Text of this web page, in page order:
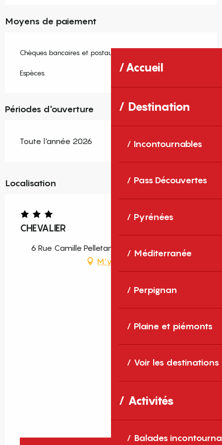
Accueil
Destination
Incontournables
Pass Découvertes
Pyrénées
Méditerranée
Perpignan
Plaine et piémonts
Voir les destinations
Activités
Balades
Moyens de paiement
Chèques bancaires et postaux
Espèces
Périodes d'ouverture
Toute l'année 2026
Localisation
CHEVALIER
6 Rue Camille Pelletan, 66660 Port-Vendres
M'y rendre